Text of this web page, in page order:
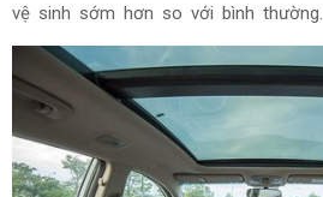
vệ sinh sớm hơn so với bình thường.